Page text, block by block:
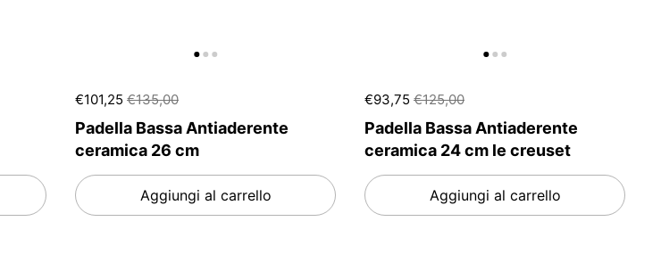
€101,25 €135,00
Padella Bassa Antiaderente
ceramica 26 cm
Aggiungi al carrello
€93,75 €125,00
Padella Bassa Antiaderente
ceramica 24 cm le creuset
Aggiungi al carrello